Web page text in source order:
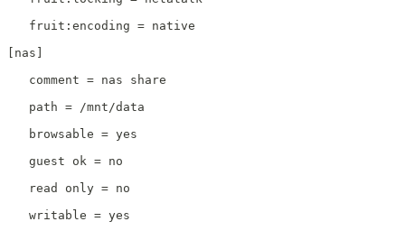
   fruit:encoding = native
[nas]
   comment = nas share
   path = /mnt/data
   browsable = yes
   guest ok = no
   read only = no
   writable = yes